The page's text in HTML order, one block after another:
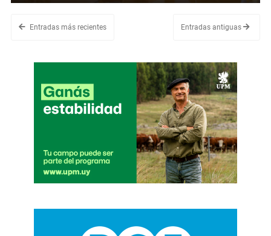
Entradas más recientes Entradas antiguas